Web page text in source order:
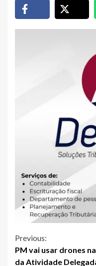
Continue
Reading
Previous:
PM vai usar drones
da Atividade